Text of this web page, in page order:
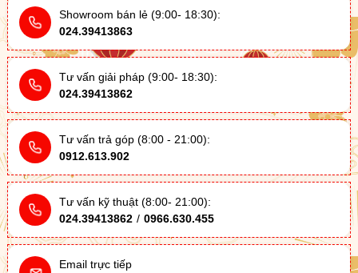
Showroom bán lẻ (9:00- 18:30):
024.39413863
Tư vấn giải pháp (9:00- 18:30):
024.39413862
Tư vấn trả góp (8:00 - 21:00):
0912.613.902
Tư vấn kỹ thuật (8:00- 21:00):
024.39413862 / 0966.630.455
Email trực tiếp